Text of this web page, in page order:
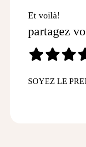
Et voilà!
partagez
SOYEZ LE